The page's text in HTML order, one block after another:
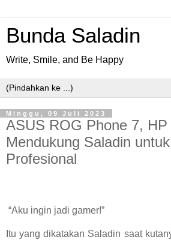
Bunda Saladin
Write, Smile, and Be Happy
Minggu, 09 Juli 2023
ASUS ROG Phone 7,
Mendukung Saladin
Profesional
“Aku ingin jadi gamer!”
Itu yang dikatakan Saladin saat